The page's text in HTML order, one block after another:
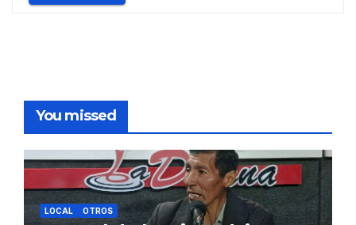
You missed
LOCAL OTROS